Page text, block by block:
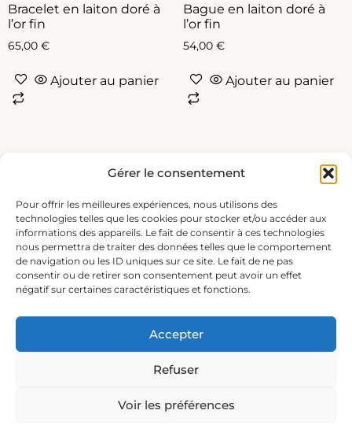
Gérer le consentement
Pour offrir les meilleures expériences, nous utilisons des
technologies telles que les cookies pour stocker et/ou accéder aux
informations des appareils. Le fait de consentir à ces technologies
nous permettra de traiter des données telles que le comportement
de navigation ou les ID uniques sur ce site. Le fait de ne pas
consentir ou de retirer son consentement peut avoir un effet
négatif sur certaines caractéristiques et fonctions.
Accepter
Refuser
Voir les préférences
Bracelet en laiton doré à
l’or fin
65,00 €
Ajouter au panier
Bague en laiton doré à
l’or fin
54,00 €
Ajouter au panier